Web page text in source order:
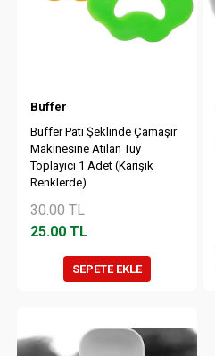
Buffer
Buffer Pati Şeklinde Çamaşır
Makinesine Atılan Tüy
Toplayıcı 1 Adet (Karışık
Renklerde)
30.00TL
25.00TL
SEPETE EKLE